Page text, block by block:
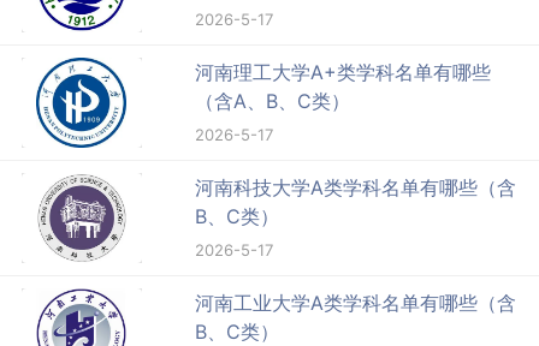
2026-5-17
河南理工大学A+类学科名单有哪些
（含A、B、C类）
2026-5-17
河南科技大学A类学科名单有哪些（含
B、C类）
2026-5-17
河南工业大学A类学科名单有哪些（含
B、C类）